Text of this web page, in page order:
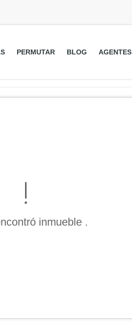
PERMUTAR BLOG AGENTES
inmueble .